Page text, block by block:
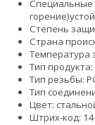
Специальные
горение)
Степень
Страна
Температура
Тип
Тип резьбы:
Тип
Цвет:
Штрих-код: